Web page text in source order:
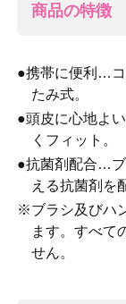
商品の特徴
●携帯に便利…コ
たみ式。
●頭皮に心地よ
くフィット。
●抗菌剤配合…ブ
える抗菌剤を
※ブラシ及びハ
ます。すべて
せん。